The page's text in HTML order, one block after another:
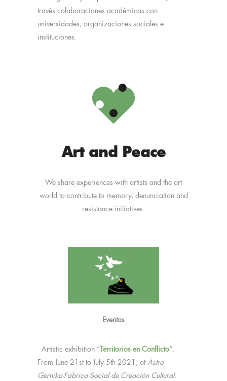
través colaboraciones académicas con
universidades, organizaciones sociales e
instituciones.
Art and Peace
We share experiences with artists and the art
world to contribute to memory, denunciation and
resistance initiatives.
Eventos
· Artistic exhibition “Territorios en Conflicto“.
From June 21st to July 5th 2021, atAstra
Gernika-Fabrica Social de Creación Cultural.